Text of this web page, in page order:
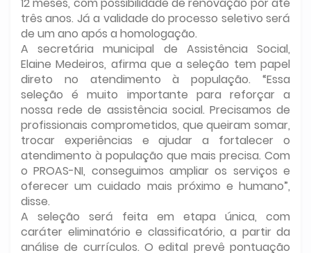
12 meses, com possibilidade de renovação por até
três anos. Já a validade do processo seletivo será
de um ano após a homologação.
A secretária municipal de Assistência Social,
Elaine Medeiros, afirma que a seleção tem papel
direto no atendimento à população. “Essa
seleção é muito importante para reforçar a
nossa rede de assistência social. Precisamos de
profissionais comprometidos, que queiram somar,
trocar experiências e ajudar a fortalecer o
atendimento à população que mais precisa. Com
o PROAS-NI, conseguimos ampliar os serviços e
oferecer um cuidado mais próximo e humano”,
disse.
A seleção será feita em etapa única, com
caráter eliminatório e classificatório, a partir da
análise de currículos. O edital prevê pontuação